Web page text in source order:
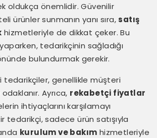
oldukça önemlidir. Güvenilir
ürünler sunmanın yanı sıra, satış
hizmetleriyle de dikkat çeker. Bu
tedarikçinin sağladığı
bulundurmak gerekir.
tedarikçiler, genellikle müşteri
Ayrıca, rekabetçi fiyatlar
ihtiyaçlarını karşılamayı
tedarikçi, sadece ürün satışıyla
kurulum ve bakım hizmetleriyle